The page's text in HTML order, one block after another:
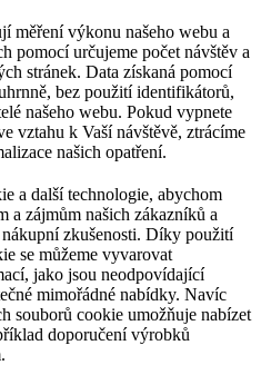
měření výkonu našeho webu a
pomocí určujeme počet návštěv a
stránek. Data získaná pomocí
bez použití identifikátorů,
našeho webu. Pokud vypnete
vztahu k Vaší návštěvě, ztrácíme
našich opatření.
a další technologie, abychom
a zájmům našich zákazníků a
zkušenosti. Díky použití
se můžeme vyvarovat
jako jsou neodpovídající
mimořádné nabídky. Navíc
souborů cookie umožňuje nabízet
doporučení výrobků